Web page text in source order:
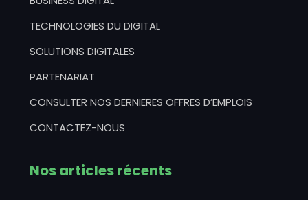
TECHNOLOGIES DU DIGITAL
SOLUTIONS DIGITALES
PARTENARIAT
CONSULTER NOS DERNIERES OFFRES D’EMPLOIS
CONTACTEZ-NOUS
Nos articles récents